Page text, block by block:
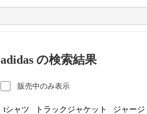
adidas の検索結果
販売中のみ表示
tシャツ トラックジャケット ジャージ